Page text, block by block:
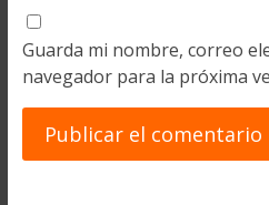
Guarda mi nombre, correo
navegador para la próxima